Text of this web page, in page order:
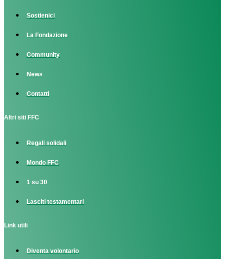
Sostienici
La Fondazione
Community
News
Contatti
Altri siti FFC
Regali solidali
Mondo FFC
1 su 30
Lasciti testamentari
Link utili
Diventa volontario